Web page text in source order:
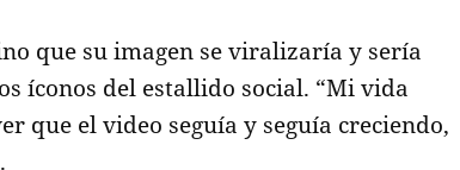
que su imagen se viralizaría y sería
íconos del estallido social. “Mi vida
que el video seguía y seguía creciendo,